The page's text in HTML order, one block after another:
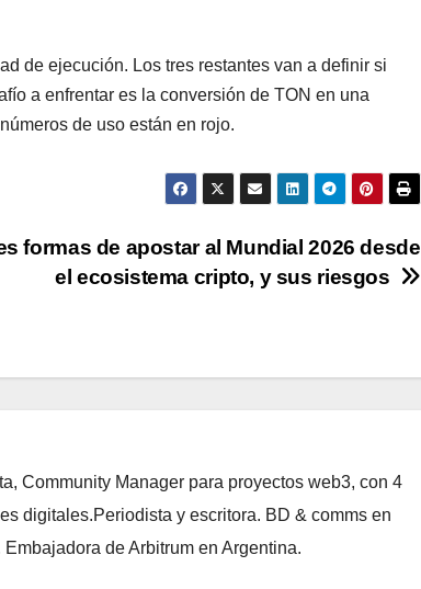
de ejecución. Los tres restantes van a definir si
a enfrentar es la conversión de TON en una
de uso están en rojo.
formas de apostar al Mundial 2026 desde
el ecosistema cripto, y sus riesgos
Community Manager para proyectos web3, con 4
digitales.Periodista y escritora. BD & comms en
de Arbitrum en Argentina.